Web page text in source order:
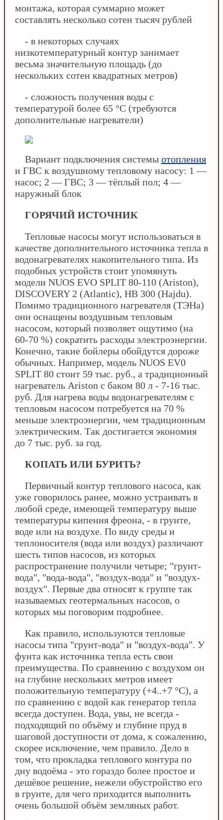
монтажа, которая суммарно может
составлять несколько сотен тысяч рублей
- в некоторых случаях
низкотемпературный контур занимает
весьма значительную площадь (до
нескольких сотен квадратных метров)
- сложность получения воды с
температурой более 65 °С (требуются
дополнительные нагреватели)
Вариант подключения системы отопления
и ГВС к воздушному тепловому насосу: 1 —
насос; 2 — ГВС; 3 — тёплый пол; 4 —
наружный блок
ГОРЯЧИЙ ИСТОЧНИК
Тепловые насосы могут использоваться в
качестве дополнительного источника тепла в
водонагревателях накопительного типа. Из
подобных устройств стоит упомянуть
модели NUOS EVO SPLIT 80-110 (Ariston),
DISCOVERY 2 (Atlantic), HB 300 (Hajdu).
Помимо традиционного нагревателя (ТЭНа)
они оснащены воздушным тепловым
насосом, который позволяет ощутимо (на
60-70 %) сократить расходы электроэнергии.
Конечно, такие бойлеры обойдутся дороже
обычных. Например, модель NUOS EV0
SPLIT 80 стоит 59 тыс. руб., а традиционный
нагреватель Ariston с баком 80 л - 7-16 тыс.
руб. Для нагрева воды водонагревателям с
тепловым насосом потребуется на 70 %
меньше электроэнергии, чем традиционным
электрическим. Так достигается экономия
до 7 тыс. руб. за год.
КОПАТЬ ИЛИ БУРИТЬ?
Первичный контур теплового насоса, как
уже говорилось ранее, можно устраивать в
любой среде, имеющей температуру выше
температуры кипения фреона, - в грунте,
воде или на воздухе. По виду среды и
теплоносителя (вода или воздух) различают
шесть типов насосов, из которых
распространение получили четыре; "грунт-
вода", "вода-вода", "воздух-вода" и "воздух-
воздух". Первые два относят к группе так
называемых геотермальных насосов, о
которых мы поговорим подробнее.
Как правило, используются тепловые
насосы типа "грунт-вода" и "воздух-вода". У
фунта как источника тепла есть свои
преимущества. По сравнению с воздухом он
на глубине нескольких метров имеет
положительную температуру (+4..+7 °С), а
по сравнению с водой как генератор тепла
всегда доступен. Вода, увы, не всегда -
подходящий по объёму и глубине пруд в
шаговой доступности от дома, к сожалению,
скорее исключение, чем правило. Дело в
том, что прокладка теплового контура по
дну водоёма - это гораздо более простое и
дешёвое решение, нежели обустройство его
в грунте, для чего приходится выполнить
очень большой объём земляных работ.